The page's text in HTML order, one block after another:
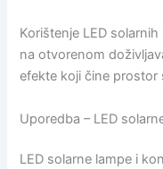
Korištenje LED
na otvorenom
efekte koji čine prostor
Uporedba – LED
LED solarne lampe i